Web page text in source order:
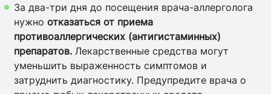
За два-три дня до посещения врача-аллерголога
нужноотказаться от приема
противоаллергических (антигистаминных)
препаратов.Лекарственные средства могут
уменьшить выраженность симптомов и
затруднить диагностику. Предупредите врача о